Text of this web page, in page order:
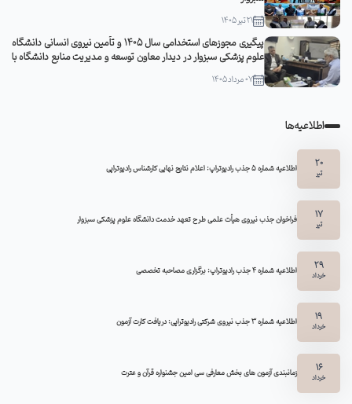
21 تیر 1405
پیگیری مجوزهای استخدامی سال ۱۴۰۵ و تأمین نیروی انسانی دانشگاه
علوم پزشکی سبزوار در دیدار معاون توسعه و مدیریت منابع دانشگاه با
مدیرکل منابع انسانی وزارت بهداشت
07 مرداد 1405
اطلاعیه‌ها
20
تیر اطلاعیه شماره 5 جذب رادیوتراپ: اعلام نتایج نهایی کارشناس رادیوتراپی
17
تیر فراخوان جذب نیروی هیأت علمی طرح تعهد خدمت دانشگاه علوم پزشکی سبزوار
29
خرداد اطلاعیه شماره ۴ جذب رادیوتراپ: برگزاری مصاحبه تخصصی
19
خرداد اطلاعیه شماره 3 جذب نیروی شرکتی رادیوتراپی: دریافت کارت آزمون
16
خرداد زمانبندی آزمون های بخش معارفی سی امین جشنواره قرآن و عترت